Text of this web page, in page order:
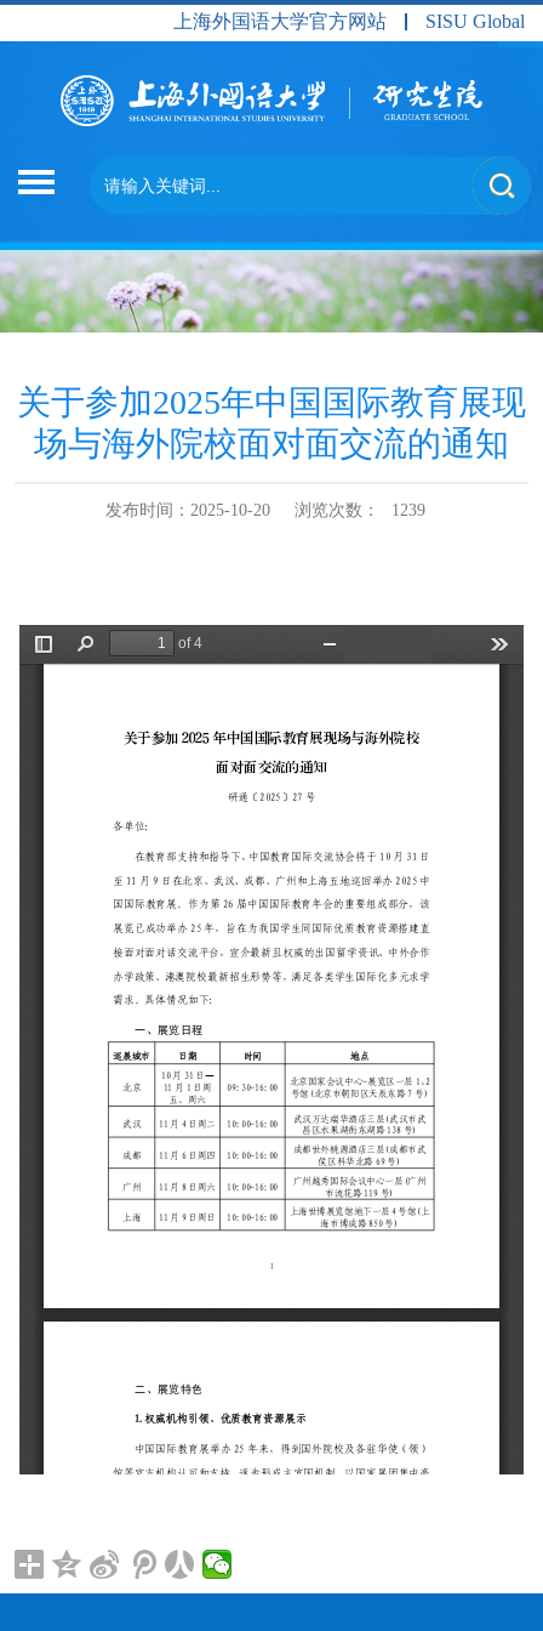
上海外国语大学官方网站 SISU Global
关于参加2025年中国国际教育展现
场与海外院校面对面交流的通知
发布时间：2025-10-20 浏览次数： 1239